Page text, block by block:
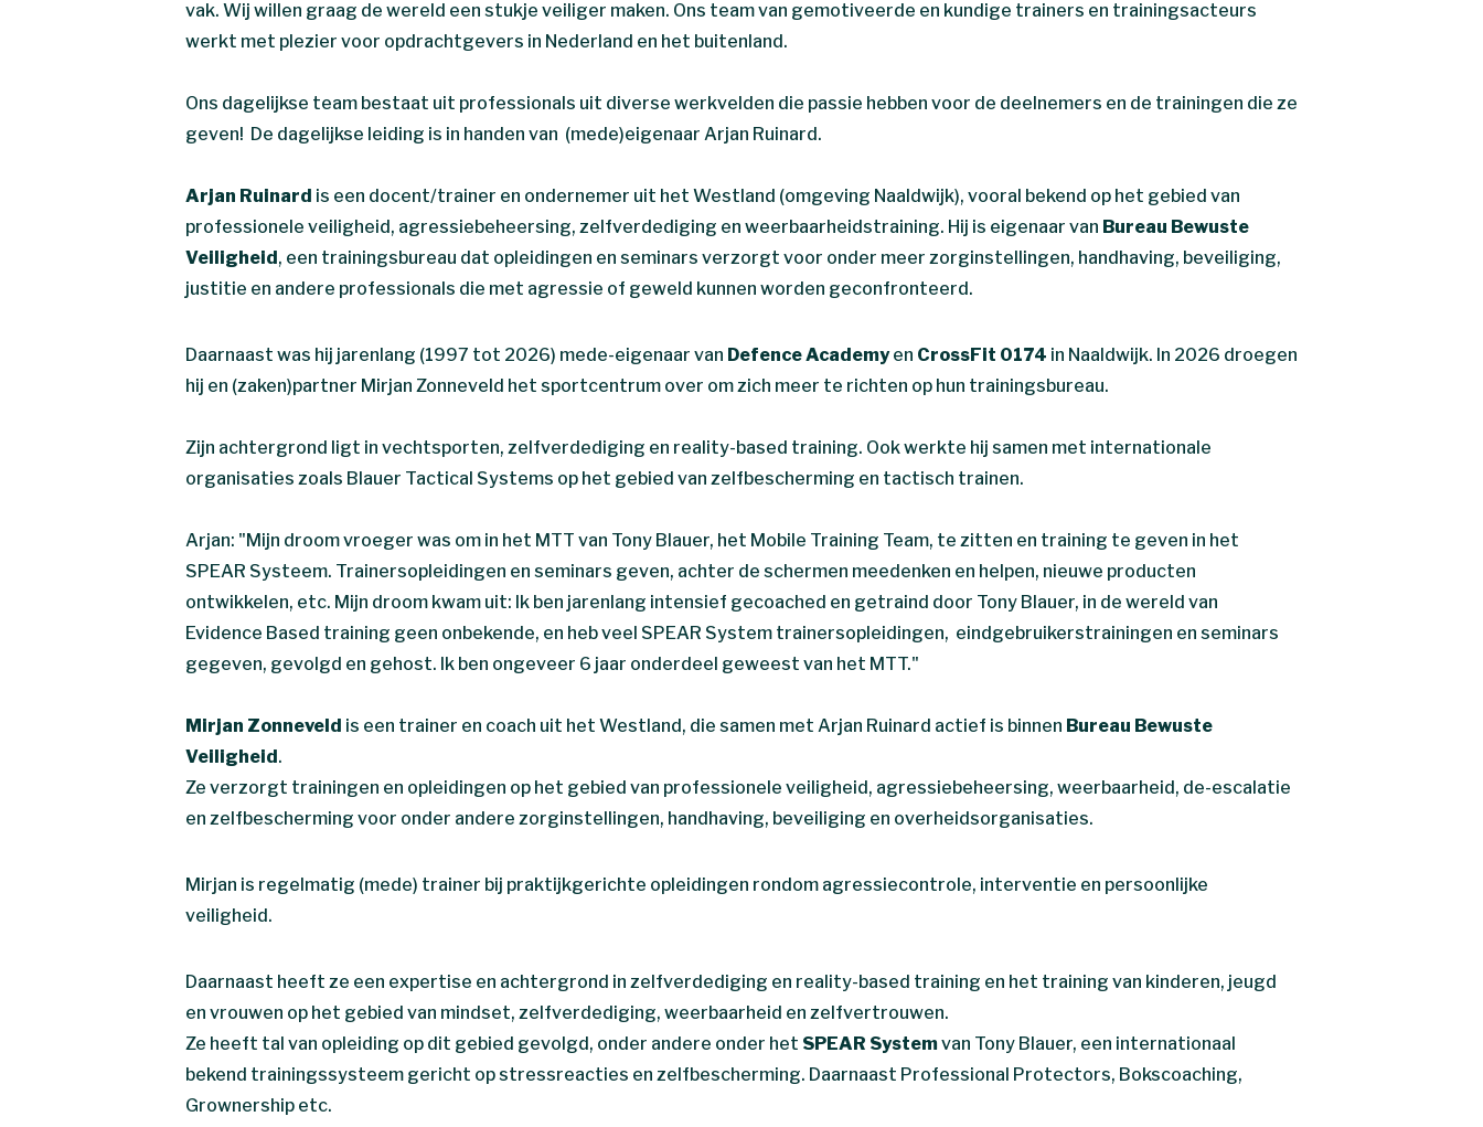
vak. Wij willen graag de wereld een stukje veiliger maken. Ons team van gemotiveerde en kundige trainers en trainingsacteurs
werkt met plezier voor opdrachtgevers in Nederland en het buitenland.
Ons dagelijkse team bestaat uit professionals uit diverse werkvelden die passie hebben voor de deelnemers en de trainingen die ze
geven! De dagelijkse leiding is in handen van (mede)eigenaar Arjan Ruinard.
Arjan Ruinard is een docent/trainer en ondernemer uit het Westland (omgeving Naaldwijk), vooral bekend op het gebied van
professionele veiligheid, agressiebeheersing, zelfverdediging en weerbaarheidstraining. Hij is eigenaar van Bureau Bewuste
Veiligheid, een trainingsbureau dat opleidingen en seminars verzorgt voor onder meer zorginstellingen, handhaving, beveiliging,
justitie en andere professionals die met agressie of geweld kunnen worden geconfronteerd.
Daarnaast was hij jarenlang (1997 tot 2026) mede-eigenaar van Defence Academyen CrossFit 0174 in Naaldwijk. In 2026 droegen
hij en (zaken)partner Mirjan Zonneveld het sportcentrum over om zich meer te richten op hun trainingsbureau.
Zijn achtergrond ligt in vechtsporten, zelfverdediging en reality-based training. Ook werkte hij samen met internationale
organisaties zoals Blauer Tactical Systems op het gebied van zelfbescherming en tactisch trainen.
Arjan: "Mijn droom vroeger was om in het MTT van Tony Blauer, het Mobile Training Team, te zitten en training te geven in het
SPEAR Systeem. Trainersopleidingen en seminars geven, achter de schermen meedenken en helpen, nieuwe producten
ontwikkelen, etc. Mijn droom kwam uit: Ik ben jarenlang intensief gecoached en getraind door Tony Blauer, in de wereld van
Evidence Based training geen onbekende, en heb veel SPEAR System trainersopleidingen, eindgebruikerstrainingen en seminars
gegeven, gevolgd en gehost. Ik ben ongeveer 6 jaar onderdeel geweest van het MTT."
Mirjan Zonneveld is een trainer en coach uit het Westland, die samen met Arjan Ruinard actief is binnen Bureau Bewuste
Veiligheid.
Ze verzorgt trainingen en opleidingen op het gebied van professionele veiligheid, agressiebeheersing, weerbaarheid, de-escalatie
en zelfbescherming voor onder andere zorginstellingen, handhaving, beveiliging en overheidsorganisaties.
Mirjan is regelmatig (mede) trainer bij praktijkgerichte opleidingen rondom agressiecontrole, interventie en persoonlijke
veiligheid.
Daarnaast heeft ze een expertise en achtergrond in zelfverdediging en reality-based training en het training van kinderen, jeugd
en vrouwen op het gebied van mindset, zelfverdediging, weerbaarheid en zelfvertrouwen.
Ze heeft tal van opleiding op dit gebied gevolgd, onder andere onder het SPEAR Systemvan Tony Blauer, een internationaal
bekend trainingssysteem gericht op stressreacties en zelfbescherming. Daarnaast Professional Protectors, Bokscoaching,
Grownership etc.